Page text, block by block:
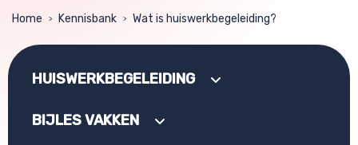
Home > Kennisbank > Wat is huiswerkbegeleiding?
HUISWERKBEGELEIDING
BIJLES VAKKEN